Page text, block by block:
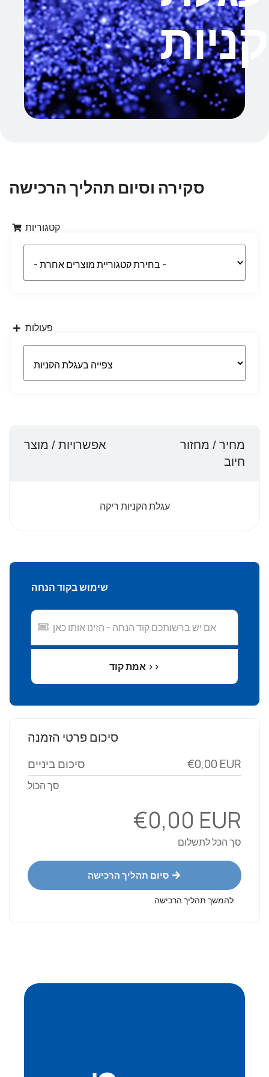
קניות
סקירה וסיום תהליך הרכישה
קטגוריות
פעולות
אפשרויות / מוצר
מחיר / מחזור
חיוב
עגלת הקניות ריקה
שימוש בקוד הנחה
אמת קוד >>
סיכום פרטי הזמנה
סיכום ביניים €0,00 EUR
סך הכול
€0,00 EUR
סך הכל לתשלום
סיום תהליך הרכישה
להמשך תהליך הרכישה